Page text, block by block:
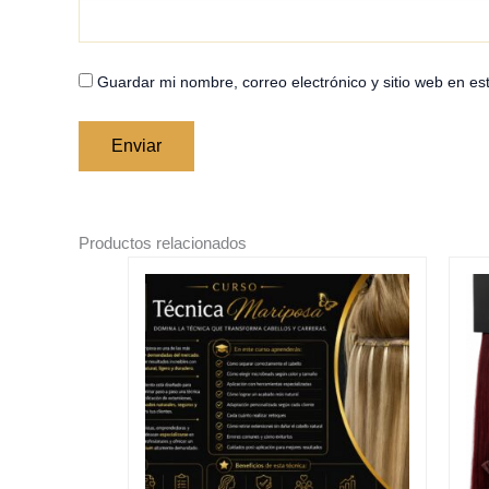
Guardar mi nombre, correo electrónico y sitio web en
Productos relacionados